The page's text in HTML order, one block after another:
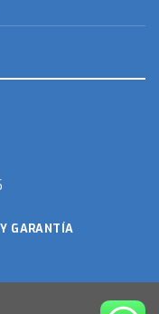
GARANTÍA